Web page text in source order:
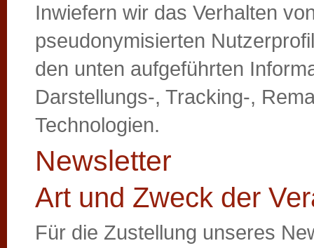
Inwiefern wir das Verhalten
pseudonymisierten
den unten aufgeführten
Darstellungs-, Tracking-,
Technologien.
Newsletter
Art und Zweck der
Für die Zustellung unseres